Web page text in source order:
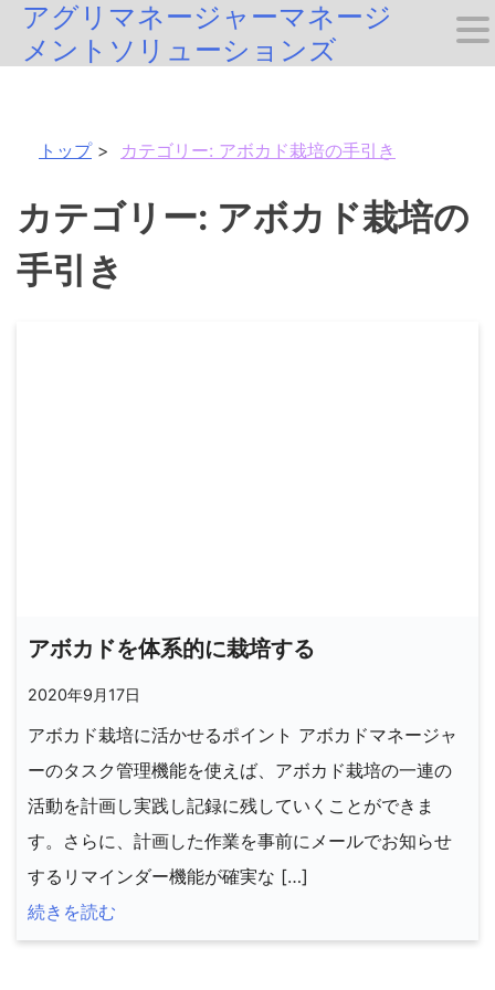
Skipアグリマネージャーマネージ
メントソリューションズ
トップ カテゴリー: アボカド栽培の手引き
カテゴリー: アボカド栽培の
手引き
アボカドを体系的に栽培する
2020年9月17日
アボカド栽培に活かせるポイント アボカドマネージャ
ーのタスク管理機能を使えば、アボカド栽培の一連の
活動を計画し実践し記録に残していくことができま
す。さらに、計画した作業を事前にメールでお知らせ
するリマインダー機能が確実な […]
続きを読む